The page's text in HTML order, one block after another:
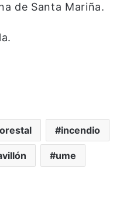
de Santa Mariña.
incendio
ume